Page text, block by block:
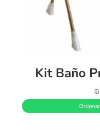
Kit Baño
₲